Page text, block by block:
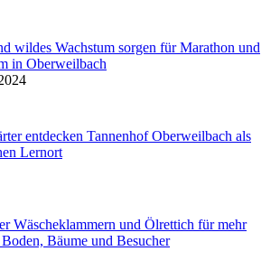
wildes Wachstum sorgen für Marathon und
in Oberweilbach
entdecken Tannenhof Oberweilbach als
Lernort
Wäscheklammern und Ölrettich für mehr
Bäume und Besucher